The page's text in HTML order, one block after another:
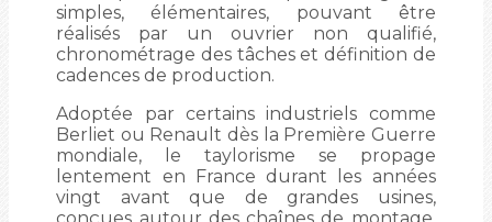
simples, élémentaires, pouvant être
réalisés par un ouvrier non qualifié,
chronométrage des tâches et définition de
cadences de production.
Adoptée par certains industriels comme
Berliet ou Renault dès la Première Guerre
mondiale, le taylorisme se propage
lentement en France durant les années
vingt avant que de grandes usines,